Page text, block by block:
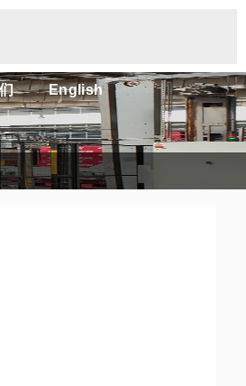
English